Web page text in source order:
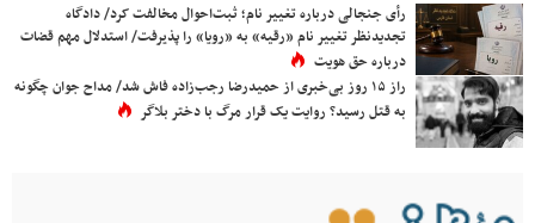
رأی جنجالی درباره تغییر نام؛ ثبت‌احوال مخالفت کرد/ دادگاه
تجدیدنظر تغییر نام «رقیه» به «رویا» را پذیرفت/ استدلال مهم قضات
درباره حق هویت
راز ۱۵ روز بی‌خبری از حمیدرضا رجب‌زاده فاش شد/ مداح جوان چگونه
به قتل رسید؟ روایت یک قرار مرگ با دختر بلاگر